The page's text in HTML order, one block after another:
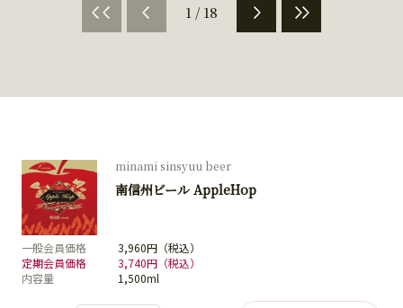
1 / 18
minami sinsyuu beer
南信州ビール AppleHop
一般会員価格
3,960円（税込）
定期会員価格
3,740円（税込）
内容量
1,500ml